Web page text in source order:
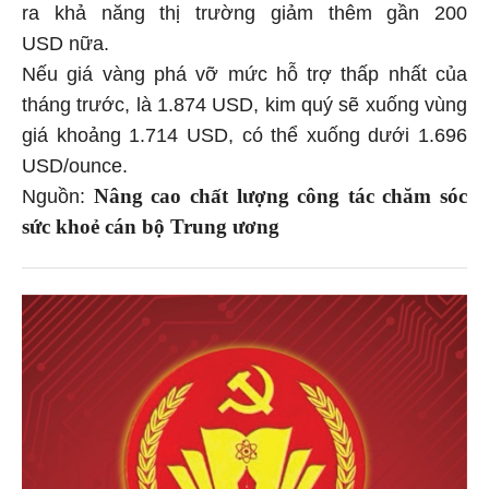
ra khả năng thị trường giảm thêm gần 200
USD nữa.
Nếu giá vàng phá vỡ mức hỗ trợ thấp nhất của
tháng trước, là 1.874 USD, kim quý sẽ xuống vùng
giá khoảng 1.714 USD, có thể xuống dưới 1.696
USD/ounce.
Nguồn: Nâng cao chất lượng công tác chăm sóc
sức khoẻ cán bộ Trung ương